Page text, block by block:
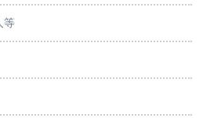
等